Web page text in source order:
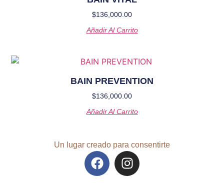
$136,000.00
Añadir Al Carrito
BAIN PREVENTION
$136,000.00
Añadir Al Carrito
Un lugar creado para consentirte